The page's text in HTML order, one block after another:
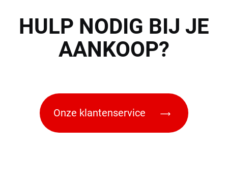
HULP NODIG BIJ JE
AANKOOP?
Onze klantenservice